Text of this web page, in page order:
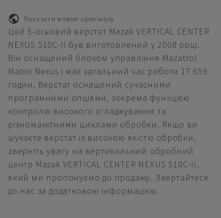
Показати мовою оригіналу
Цей 3-осьовий верстат Mazak VERTICAL CENTER
NEXUS 510C-II був виготовлений у 2008 році.
Він оснащений блоком управління Mazatrol
Matrix Nexus і має загальний час роботи 17 659
годин. Верстат оснащений сучасними
програмними опціями, зокрема функцією
контролю високого згладжування та
різноманітними циклами обробки. Якщо ви
шукаєте верстат із високою якістю обробки,
зверніть увагу на вертикальний обробний
центр Mazak VERTICAL CENTER NEXUS 510C-II,
який ми пропонуємо до продажу. Звертайтеся
до нас за додатковою інформацією.